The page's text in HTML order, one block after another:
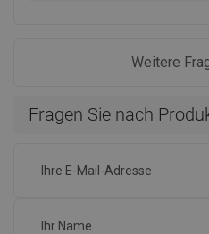
Weitere
Fragen Sie nach